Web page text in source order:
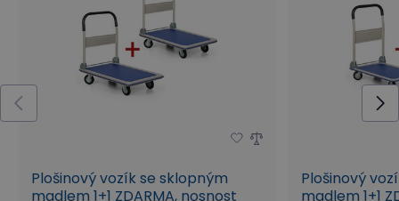
Plošinový vozík se sklopným
madlem 1+1 ZDARMA, nosnost
Plošinový
madlem 1+1